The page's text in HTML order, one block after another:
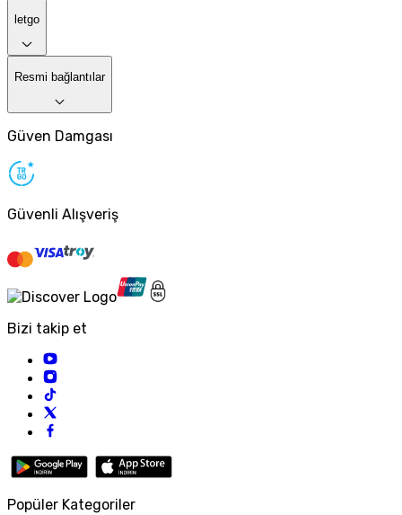
letgo
Resmi bağlantılar
Güven Damgası
Güvenli Alışveriş
Bizi takip et
Popüler Kategoriler